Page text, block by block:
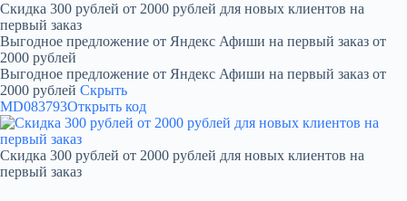
Скидка 300 рублей от 2000 рублей для новых клиентов на
первый заказ
Выгодное предложение от Яндекс Афиши на первый заказ от
2000 рублей
Выгодное предложение от Яндекс Афиши на первый заказ от
2000 рублей Скрыть
MD083793Открыть код
Скидка 300 рублей от 2000 рублей для новых клиентов на
первый заказ